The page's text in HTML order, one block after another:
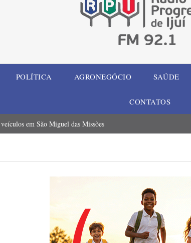
POLÍTICA AGRONEGÓCIO SAÚDE
CONTATOS
em São Miguel das Missões